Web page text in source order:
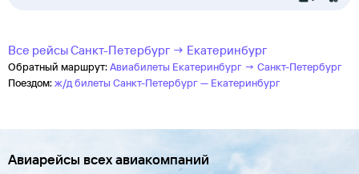
Все рейсы Санкт-Петербург → Екатеринбург
Обратный маршрут:Авиабилеты Екатеринбург → Санкт-Петербург
Поездом:ж/д билеты Санкт-Петербург — Екатеринбург
Авиарейсы всех авиакомпаний